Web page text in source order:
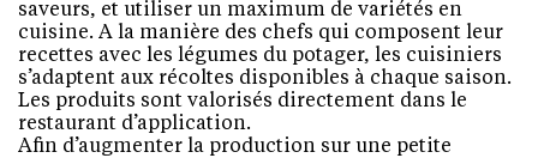
saveurs, et utiliser un maximum de variétés en
cuisine. A la manière des chefs qui composent leur
recettes avec les légumes du potager, les cuisiniers
s’adaptent aux récoltes disponibles à chaque saison.
Les produits sont valorisés directement dans le
restaurant d’application.
Afin d’augmenter la production sur une petite